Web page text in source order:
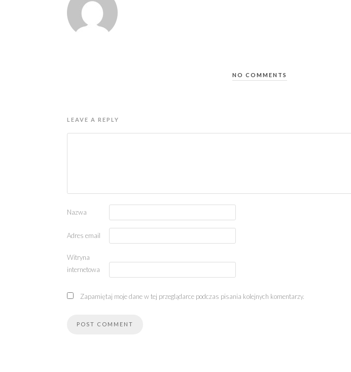
NO COMMENTS
LEAVE A REPLY
Nazwa
Adres email
Witryna
internetowa
Zapamiętaj moje dane w tej przeglądarce podczas pisania kolejnych komentarzy.